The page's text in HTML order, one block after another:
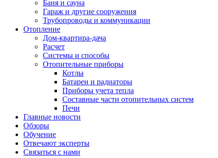
Баня и сауна
Гараж и другие сооружения
Трубопроводы и коммуникации
Отопление
Дом-квартира-дача
Расчет
Системы и способы
Отопительные приборы
Котлы
Батареи и радиаторы
Приборы учета тепла
Составные части отопительных систем
Печи
Главные новости
Обзоры
Обучение
Отвечают эксперты
Связаться с нами